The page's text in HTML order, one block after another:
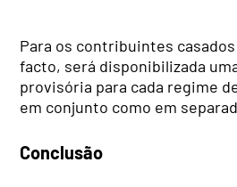
Para os contribuintes
facto, será disponibilizada
provisória para cada regime
em conjunto como em
Conclusão